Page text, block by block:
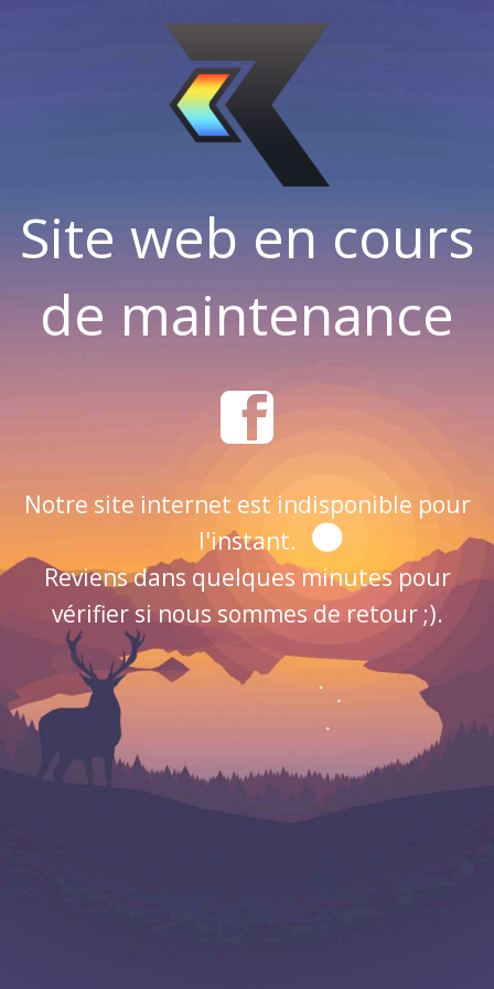
Site web en cours
de maintenance
Notre site internet est indisponible pour
l'instant.
Reviens dans quelques minutes pour
vérifier si nous sommes de retour ;).